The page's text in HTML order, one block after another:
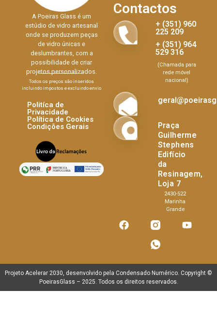
A Poeiras Glass é um
estúdio de vidro artesanal
onde se produzem peças
de vidro únicas e
deslumbrantes, com a
possibilidade de criar
projetos personalizados.
Todos os preços são inseridos
incluindo impostos e excluindo envio
Politíca de
Privacidade
Política de Cookies
Condições Gerais
Contactos
+ (351) 960
225 209
+ (351) 964
529 316
(Chamada para
rede móvel
nacional)
Praça
Guilherme
Stephens
Edifício
da
Resinagem,
Loja 7
2430-522
Marinha
Grande
Projeto Acelerar 2030, desenvolvido pela Condensado Numérico. Copyright ©
PoeirasGlass – 2025. Todos os direitos reservados.